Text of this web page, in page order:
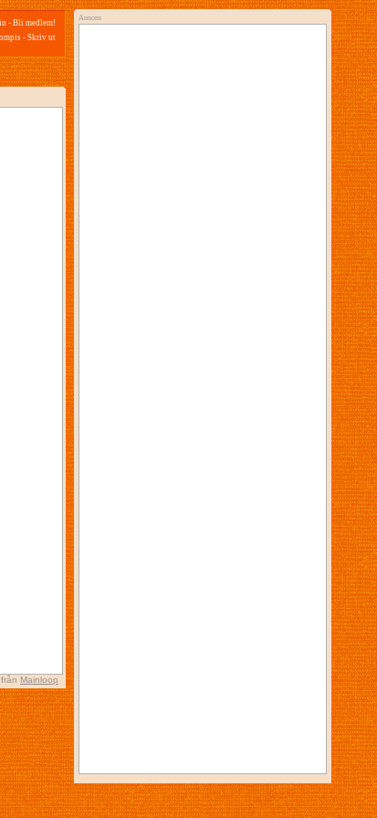
- Bli medlem!
- Skriv ut
från Mainloop
Annons